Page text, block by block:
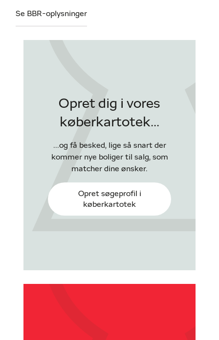
Se BBR-oplysninger
Opret dig i vores
køberkartotek...
...og få besked, lige så snart der
kommer nye boliger til salg, som
matcher dine ønsker.
Opret søgeprofil i
køberkartotek